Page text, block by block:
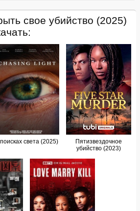
свое убийство (2025)
света (2025)
Пятизвездочное
убийство (2023)